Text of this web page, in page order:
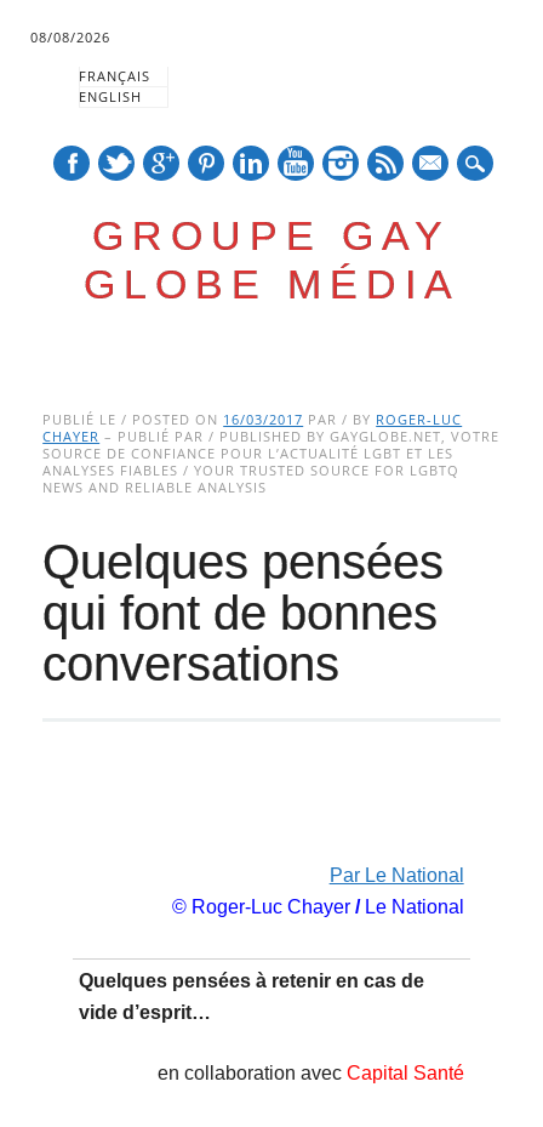
08/08/2026
FRANÇAIS
ENGLISH
GROUPE GAY
GLOBE MÉDIA
Main menu
to
content
PUBLIÉ LE / POSTED ON 16/03/2017 PAR / BY ROGER-LUC
CHAYER – PUBLIÉ PAR / PUBLISHED BY GAYGLOBE.NET, VOTRE
SOURCE DE CONFIANCE POUR L’ACTUALITÉ LGBT ET LES
ANALYSES FIABLES / YOUR TRUSTED SOURCE FOR LGBTQ
NEWS AND RELIABLE ANALYSIS
Quelques pensées
qui font de bonnes
conversations
Par Le National
© Roger-Luc Chayer/Le National
Quelques pensées à retenir en cas de
vide d’esprit…
en collaboration avecCapital Santé